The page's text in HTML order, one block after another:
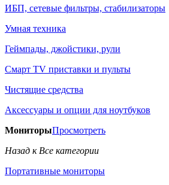
ИБП, сетевые фильтры, стабилизаторы
Умная техника
Геймпады, джойстики, рули
Смарт TV приставки и пульты
Чистящие средства
Аксессуары и опции для ноутбуков
МониторыПросмотреть
Назад к Все категории
Портативные мониторы